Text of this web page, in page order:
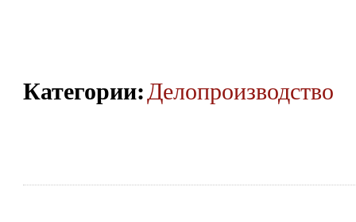
Категории:Делопроизводство